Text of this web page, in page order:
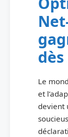
dès
Le
et
devient